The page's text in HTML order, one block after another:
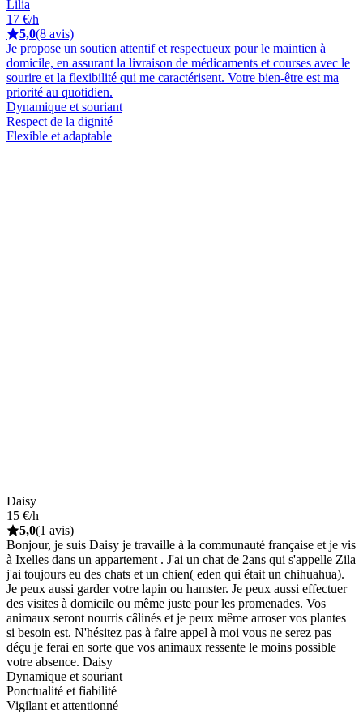
Lilia
17 €/h
5,0(8 avis)
Je propose un soutien attentif et respectueux pour le maintien à
domicile, en assurant la livraison de médicaments et courses avec le
sourire et la flexibilité qui me caractérisent. Votre bien-être est ma
priorité au quotidien.
Dynamique et souriant
Respect de la dignité
Flexible et adaptable
Daisy
15 €/h
5,0(1 avis)
Bonjour, je suis Daisy je travaille à la communauté française et je vis
à Ixelles dans un appartement . J'ai un chat de 2ans qui s'appelle Zila
j'ai toujours eu des chats et un chien( eden qui était un chihuahua).
Je peux aussi garder votre lapin ou hamster. Je peux aussi effectuer
des visites à domicile ou même juste pour les promenades. Vos
animaux seront nourris câlinés et je peux même arroser vos plantes
si besoin est. N'hésitez pas à faire appel à moi vous ne serez pas
déçu je ferai en sorte que vos animaux ressente le moins possible
votre absence. Daisy
Dynamique et souriant
Ponctualité et fiabilité
Vigilant et attentionné